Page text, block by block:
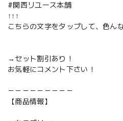
#関西リユース本舗
↑↑↑
こちらの文字をタップして、色ん
→セット割引あり！
お気軽にコメント下さい！
－－－－－－－－－
【商品情報】